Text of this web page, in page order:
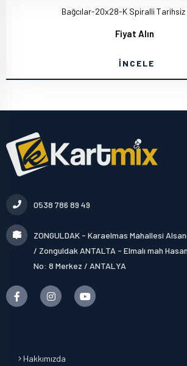
Bağcılar-20x28-K Spiralli
Fiyat Alın
İNCELE
0538 786 89 49
ZONGULDAK - Karaelmas Mahallesi
/ Zonguldak ANTALTA - Elmalı mah
No: 8 Merkez / ANTALYA
Hakkımızda